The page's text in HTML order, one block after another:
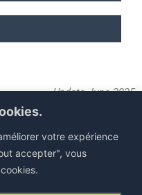
votre expérience
accepter", vous
Update June2025